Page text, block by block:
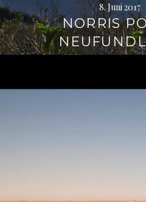
8. Juni 2017
NORRIS